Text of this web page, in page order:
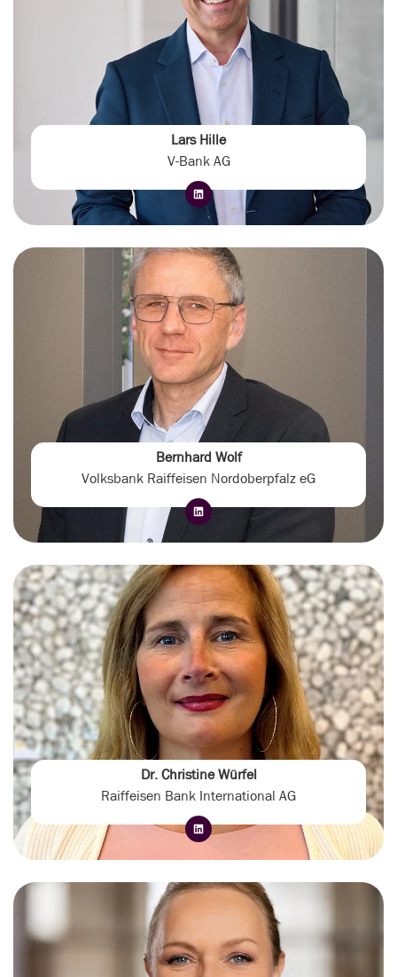
Lars Hille
V-Bank AG
Bernhard Wolf
Volksbank Raiffeisen Nordoberpfalz eG
Dr. Christine Würfel
Raiffeisen Bank International AG